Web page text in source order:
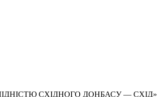
СХІДНОГО ДОНБАСУ — СХІД»